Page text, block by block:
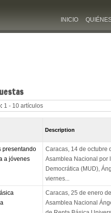
INICIO
1 - 10 artículos
Description
presentando
a jóvenes
Caracas, 14 de octubre
Asamblea Nacional por
Democrática (MUD),
viernes...
Caracas, 25 de enero
Asamblea Nacional